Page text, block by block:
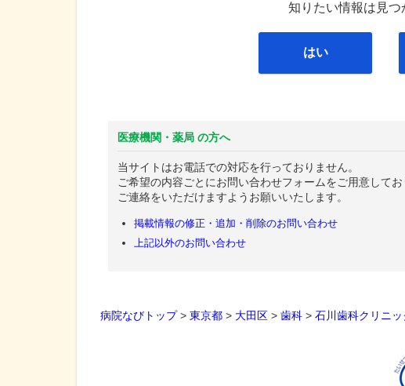
知りたい情報は見つ
はい
医療機関・薬局 の方へ
当サイトはお電話での対応を行っておりません。
ご希望の内容ごとにお問い合わせフォームをご用意して
ご連絡をいただけますようお願いいたします。
掲載情報の修正・追加・削除のお問い合わせ
上記以外のお問い合わせ
病院なびトップ> 東京都 > 大田区 > 歯科 > 石川歯科クリニッ